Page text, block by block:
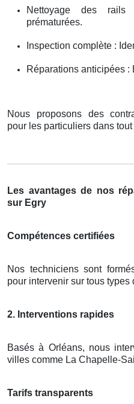
Nettoyage des
prématurées.
Inspection complète :
Réparations anticipées :
Nous proposons des
pour les particuliers dans
Les avantages de nos
sur Egry
Compétences certifiées
Nos techniciens sont
pour intervenir sur tous
2. Interventions rapides
Basés à Orléans, nous
villes comme La Chapelle-
Tarifs transparents